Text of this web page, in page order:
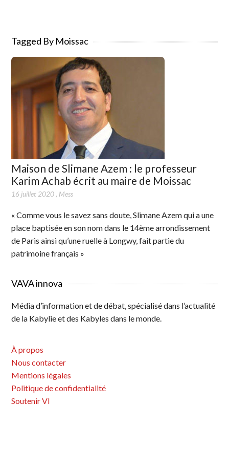
Tagged By Moissac
Maison de Slimane Azem : le professeur
Karim Achab écrit au maire de Moissac
16 juillet 2020, Mess
« Comme vous le savez sans doute, Slimane Azem qui a une
place baptisée en son nom dans le 14ème arrondissement
de Paris ainsi qu’une ruelle à Longwy, fait partie du
patrimoine français »
VAVA innova
Média d’information et de débat, spécialisé dans l’actualité
de la Kabylie et des Kabyles dans le monde.
À propos
Nous contacter
Mentions légales
Politique de confidentialité
Soutenir VI